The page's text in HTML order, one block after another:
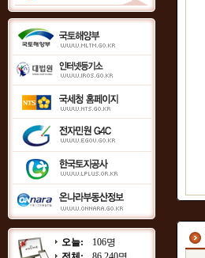
오늘:
106명